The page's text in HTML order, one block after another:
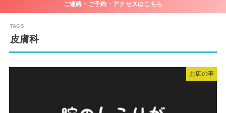
ご連絡・ご予約・アクセスはこちら
皮膚科
お店の事